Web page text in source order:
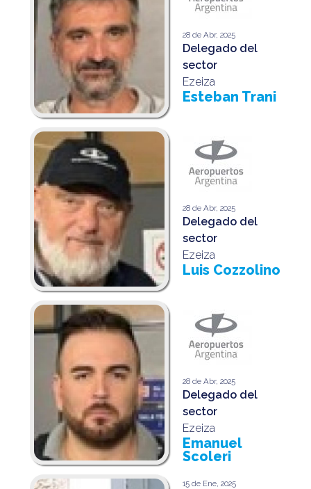
28 de Abr, 2025
Delegado del
sector
Ezeiza
Esteban Trani
28 de Abr, 2025
Delegado del
sector
Ezeiza
Luis Cozzolino
28 de Abr, 2025
Delegado del
sector
Ezeiza
Emanuel
Scoleri
15 de Ene, 2025